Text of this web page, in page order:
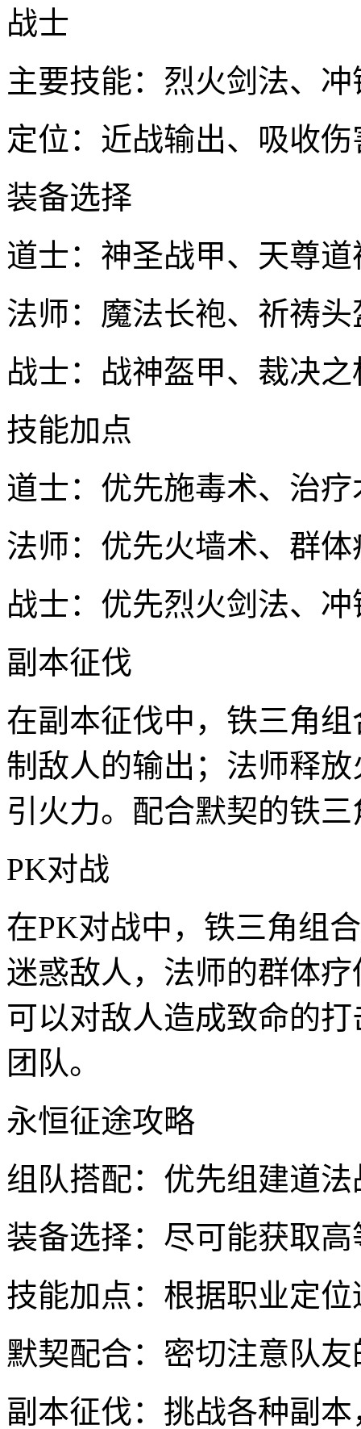
战士
主要技能：烈火剑法、
定位：近战输出、吸收伤
装备选择
道士：神圣战甲、天尊
法师：魔法长袍、祈祷
战士：战神盔甲、裁决
技能加点
道士：优先施毒术、治
法师：优先火墙术、群
战士：优先烈火剑法、
副本征伐
在副本征伐中，铁三角
制敌人的输出；法师释
引火力。配合默契的铁
PK对战
在PK对战中，铁三角组
迷惑敌人，法师的群体
可以对敌人造成致命的
团队。
永恒征途攻略
组队搭配：优先组建道
装备选择：尽可能获取
技能加点：根据职业定
默契配合：密切注意队
副本征伐：挑战各种副